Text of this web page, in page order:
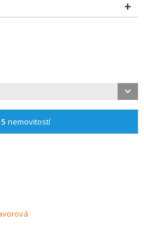
5 nemovitostí